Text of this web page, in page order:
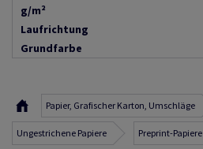
g/m²
Laufrichtung
Grundfarbe
Papier, Grafischer Karton, Umschläge
Ungestrichene Papiere Preprint-Papiere